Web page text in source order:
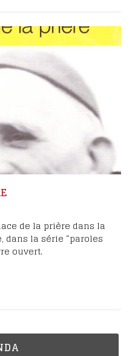
de la prière dans la
dans la série “paroles
ouvert.